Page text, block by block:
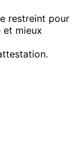
restreint pour
et mieux